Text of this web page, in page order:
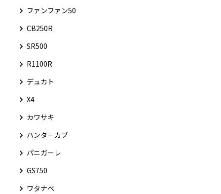
ファンファン50
CB250R
SR500
R1100R
デュカト
X4
カワサキ
ハンターカブ
パニガーレ
GS750
ワタナベ